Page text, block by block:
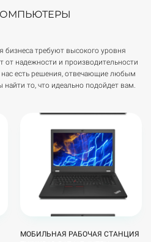
требуют высокого уровня
от надежности и производительности
есть решения, отвечающие любым
то, что идеально подойдет вам.
МОБИЛЬНАЯ РАБОЧАЯ СТАНЦИЯ